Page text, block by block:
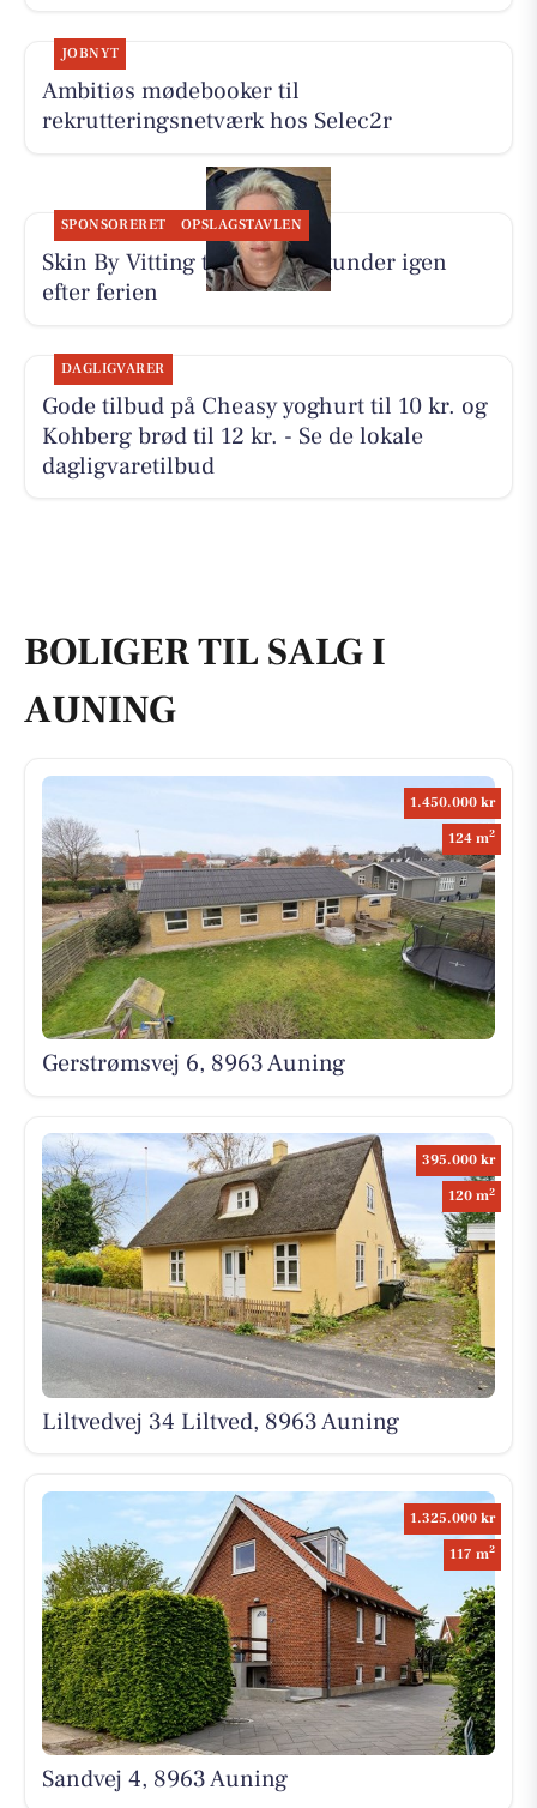
JOBNYT
Ambitiøs mødebooker til
rekrutteringsnetværk hos Selec2r
SPONSORERET OPSLAGSTAVLEN
Skin By Vitting tager imod kunder igen
efter ferien
DAGLIGVARER
Gode tilbud på Cheasy yoghurt til 10 kr. og
Kohberg brød til 12 kr. - Se de lokale
dagligvaretilbud
BOLIGER TIL SALG I
AUNING
1.450.000 kr
124 m2
Gerstrømsvej 6, 8963 Auning
395.000 kr
120 m2
Liltvedvej 34 Liltved, 8963 Auning
1.325.000 kr
117 m2
Sandvej 4, 8963 Auning